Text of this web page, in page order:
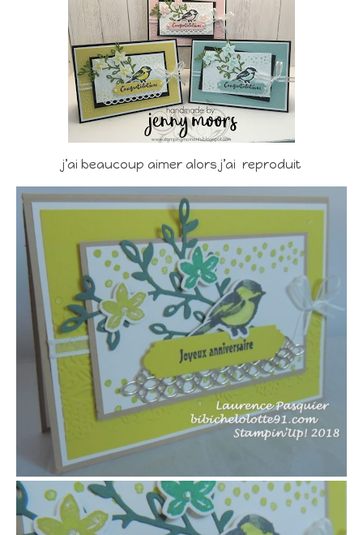
j’ai beaucoup aimer alors j’ai reproduit